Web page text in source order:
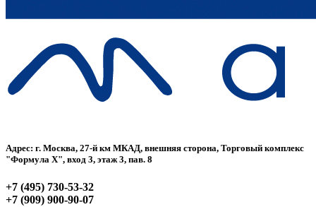
Адрес: г. Москва, 27-й км МКАД, внешняя сторона, Торговый комплекс
"Формула Х", вход 3, этаж 3, пав. 8
+7 (495) 730-53-32
+7 (909) 900-90-07